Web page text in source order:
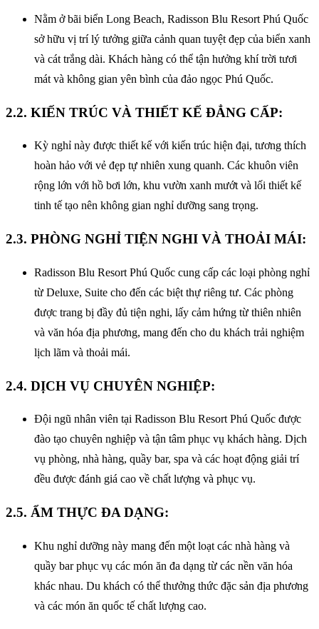
Nằm ở bãi biển Long Beach, Radisson Blu Resort Phú Quốc
sở hữu vị trí lý tưởng giữa cảnh quan tuyệt đẹp của biển xanh
và cát trắng dài. Khách hàng có thể tận hưởng khí trời tươi
mát và không gian yên bình của đảo ngọc Phú Quốc.
2.2. KIẾN TRÚC VÀ THIẾT KẾ ĐẲNG CẤP:
Kỳ nghỉ này được thiết kế với kiến trúc hiện đại, tương thích
hoàn hảo với vẻ đẹp tự nhiên xung quanh. Các khuôn viên
rộng lớn với hồ bơi lớn, khu vườn xanh mướt và lối thiết kế
tinh tế tạo nên không gian nghỉ dưỡng sang trọng.
2.3. PHÒNG NGHỈ TIỆN NGHI VÀ THOẢI MÁI:
Radisson Blu Resort Phú Quốc cung cấp các loại phòng nghỉ
từ Deluxe, Suite cho đến các biệt thự riêng tư. Các phòng
được trang bị đầy đủ tiện nghi, lấy cảm hứng từ thiên nhiên
và văn hóa địa phương, mang đến cho du khách trải nghiệm
lịch lãm và thoải mái.
2.4. DỊCH VỤ CHUYÊN NGHIỆP:
Đội ngũ nhân viên tại Radisson Blu Resort Phú Quốc được
đào tạo chuyên nghiệp và tận tâm phục vụ khách hàng. Dịch
vụ phòng, nhà hàng, quầy bar, spa và các hoạt động giải trí
đều được đánh giá cao về chất lượng và phục vụ.
2.5. ẨM THỰC ĐA DẠNG:
Khu nghỉ dưỡng này mang đến một loạt các nhà hàng và
quầy bar phục vụ các món ăn đa dạng từ các nền văn hóa
khác nhau. Du khách có thể thưởng thức đặc sản địa phương
và các món ăn quốc tế chất lượng cao.